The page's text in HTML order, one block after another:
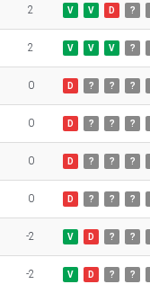
2 V V D ?
2 V V V ?
0 D ? ? ?
0 D ? ? ?
0 D ? ? ?
0 D ? ? ?
-2 V D ? ?
-2 V D ? ?